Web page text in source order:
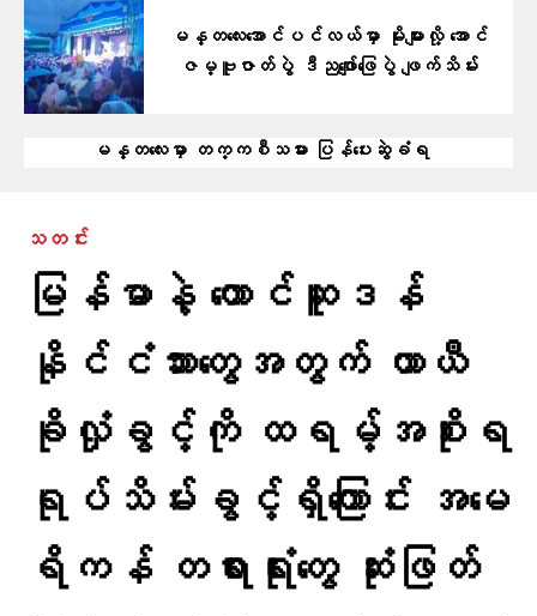
မန္တလေးအောင်ပင်လယ်မှာ မိုးများလို့ အောင်
ဇမ္ဗူဇာတ်ပွဲ ဒီညဖျော်ဖြေပွဲ ဖျက်သိမ်း
မန္တလေးမှာ တက္ကစီသမား ပြန်ပေးဆွဲခံရ
သတင်း
မြန်မာနဲ့ တောင်ဆူဒန်
နိုင်ငံသားတွေအတွက် ယာယီ
ခိုလှုံခွင့်ကို ထရမ့်အစိုးရ
ရုပ်သိမ်းခွင့်ရှိကြောင်း အမေ
ရိကန် တရားရုံးတွေ ဆုံးဖြတ်